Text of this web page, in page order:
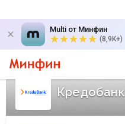
Multi от Минфин
(8,9K+)
Кредобанк